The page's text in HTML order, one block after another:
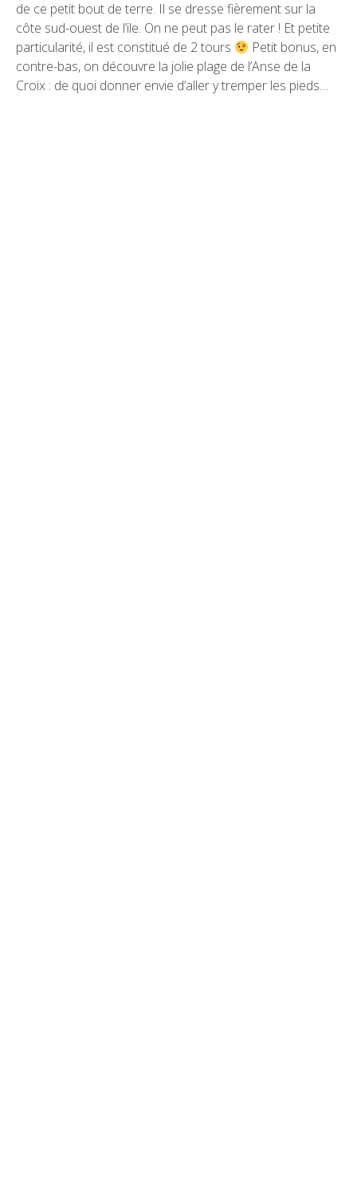
de ce petit bout de terre. Il se dresse fièrement sur la
côte sud-ouest de l’ile. On ne peut pas le rater ! Et petite
particularité, il est constitué de 2 tours
Petit bonus, en
contre-bas, on découvre la jolie plage de l’Anse de la
Croix : de quoi donner envie d’aller y tremper les pieds…